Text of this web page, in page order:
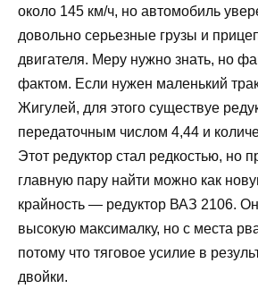
около 145 км/ч, но автомобиль
довольно серьезные грузы и
двигателя. Меру нужно знать, но
фактом. Если нужен маленький
Жигулей, для этого существуе
передаточным числом 4,44 и
Этот редуктор стал редкостью, но
главную пару найти можно как
крайность — редуктор ВАЗ 2106.
высокую максималку, но с места
потому что тяговое усилие в
двойки.